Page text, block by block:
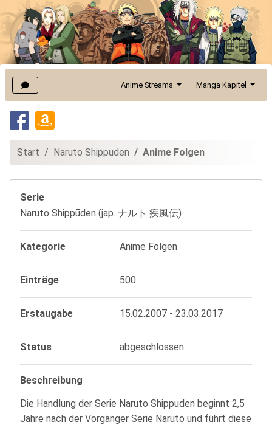
Anime Streams Manga Kapitel
Start Naruto Shippuden Anime Folgen
Serie
Naruto Shippūden (jap. ナルト 疾風伝)
Kategorie Anime Folgen
Einträge 500
Erstaugabe 15.02.2007 - 23.03.2017
Status abgeschlossen
Beschreibung
Die Handlung der Serie Naruto Shippuden beginnt 2,5
Jahre nach der Vorgänger Serie Naruto und führt diese